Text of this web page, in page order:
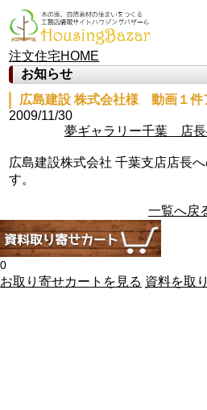
注文住宅HOME
お知らせ
広島建設 株式会社様 動画１
2009/11/30
夢ギャラリー千葉 店長
広島建設株式会社 千葉支店店長
す。
一覧へ戻
0
お取り寄せカートを見る 資料を取